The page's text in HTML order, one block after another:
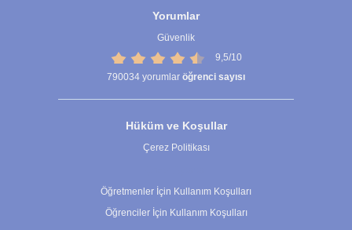
Yorumlar
Güvenlik
9,5/10
790034 yorumlar öğrenci sayısı
Hüküm ve Koşullar
Çerez Politikası
Öğretmenler İçin Kullanım Koşulları
Öğrenciler İçin Kullanım Koşulları